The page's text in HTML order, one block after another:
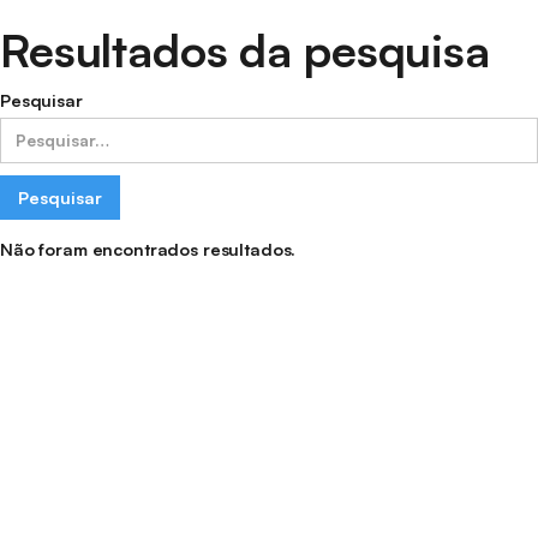
Resultados da pesquisa
Pesquisar
Não foram encontrados resultados.